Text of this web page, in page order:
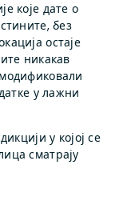
које дате о
без
остаје
никакав
у лажни
у којој се
сматрају